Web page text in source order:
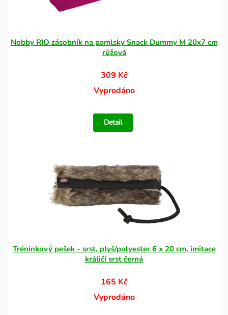
Nobby RIO zásobník na pamlsky Snack Dummy M 20x7 cm
růžová
309 Kč
Vyprodáno
Detail
Tréninkový pešek - srst, plyš/polyester 6 x 20 cm, imitace
králičí srst černá
165 Kč
Vyprodáno